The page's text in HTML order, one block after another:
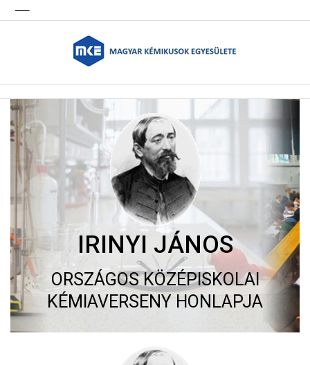
IRINYI JÁNOS
ORSZÁGOS KÖZÉPISKOLAI
KÉMIAVERSENY HONLAPJA